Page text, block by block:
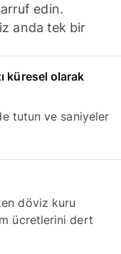
edin.
anda tek bir
küresel olarak
tutun ve saniyeler
döviz kuru
ücretlerini dert